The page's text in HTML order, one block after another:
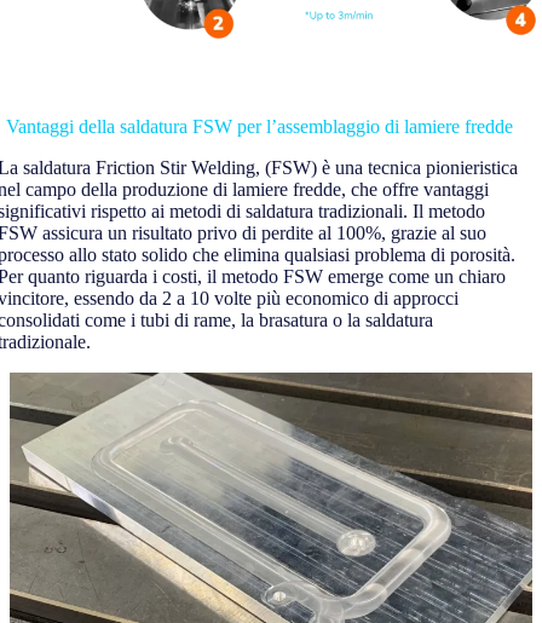
Vantaggi della saldatura FSW per l’assemblaggio di lamiere fredde
saldatura Friction Stir Welding, (FSW) è una tecnica pionieristica
campo della produzione di lamiere fredde, che offre vantaggi
rispetto ai metodi di saldatura tradizionali. Il metodo
assicura un risultato privo di perdite al 100%, grazie al suo
allo stato solido che elimina qualsiasi problema di porosità.
quanto riguarda i costi, il metodo FSW emerge come un chiaro
essendo da 2 a 10 volte più economico di approcci
come i tubi di rame, la brasatura o la saldatura